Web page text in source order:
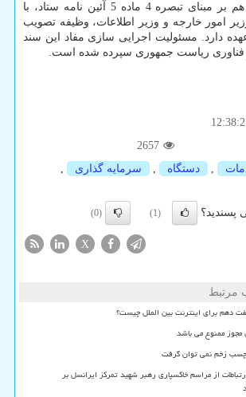
جامع علمی کشور هم بر مبنای تبصره 4 ماده 5 آئین نامه ستاد، با
امور خارجه و وزیر اطلاعات، وظیفه تصویب
دارد. مسئولیت اجرایی سازی مفاد این سند
فناوری ریاست جمهوری سپرده شده است.
2657
دستگاه سرمایه گذاری
پسندید؟ (1)
(0)
X
مرتبط
ممنوع می باشد
چسب زخم نمی توان گرفت
از مراسم خاکسپاری رهبر شهید تمرکز ایرانسل بر